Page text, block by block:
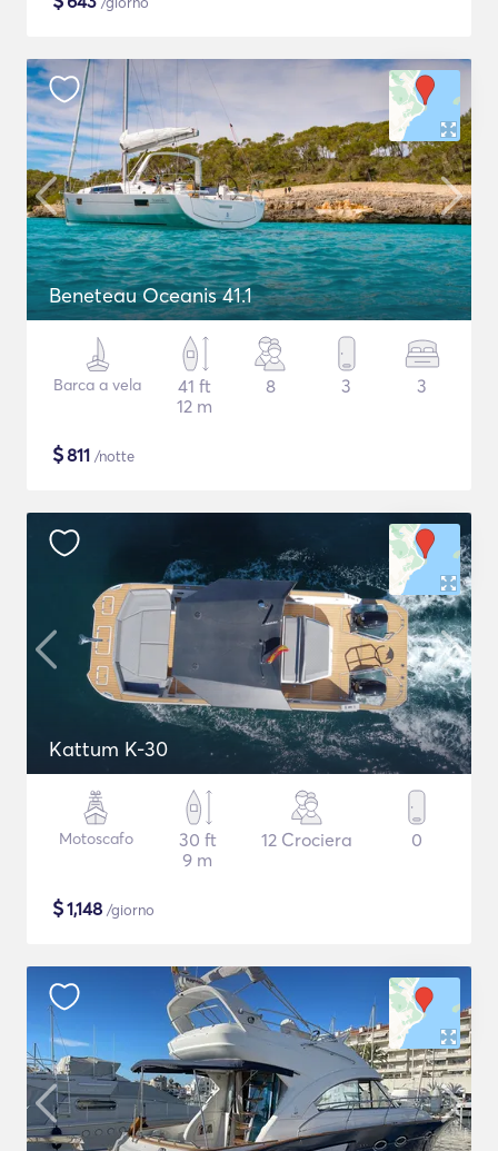
Beneteau Oceanis 41.1
Barca a vela
41 ft
12 m
8 3 3
$811 /notte
Kattum K-30
Motoscafo
30 ft
9 m
12 Crociera 0
$1,148 /giorno